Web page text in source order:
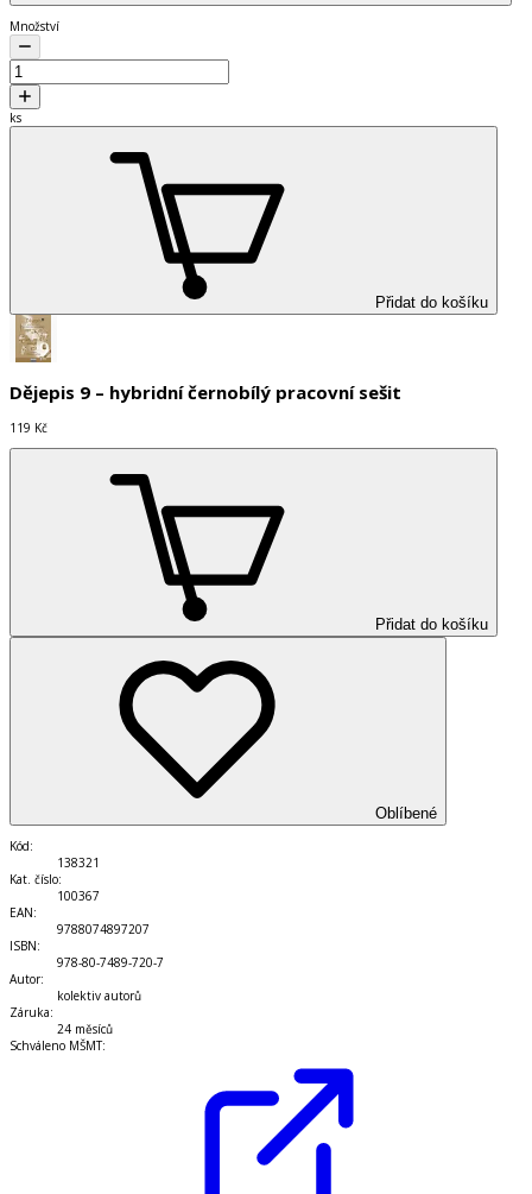
Množství
ks
Přidat do košíku
Dějepis 9 – hybridní černobílý pracovní sešit
119 Kč
Přidat do košíku
Oblíbené
Kód:
138321
Kat. číslo:
100367
EAN:
9788074897207
ISBN:
978-80-7489-720-7
Autor:
kolektiv autorů
Záruka:
24 měsíců
Schváleno MŠMT: